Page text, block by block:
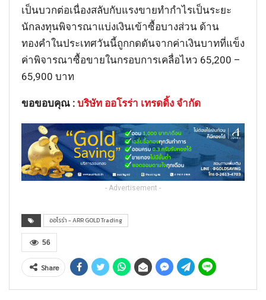
เป็นบวกต่อเนื่องสลับกับแรงขายทำกำไรเป็นระยะ
นักลงทุนพิจารณาแบ่งเงินเข้าซื้อบางส่วน ด้าน
ทองคำในประเทศวันนี้ถูกกดดันจากค่าเงินบาทที่แข็ง
ค่าพิจารณาซื้อขายในกรอบการเคลื่อไหว 65,200 –
65,900 บาท
ขอขอบคุณ : บริษัท ออโรร่า เทรดดิ้ง จำกัด
- Advertisement -
ออโรร่า - ARR GOLD Trading
56
Share